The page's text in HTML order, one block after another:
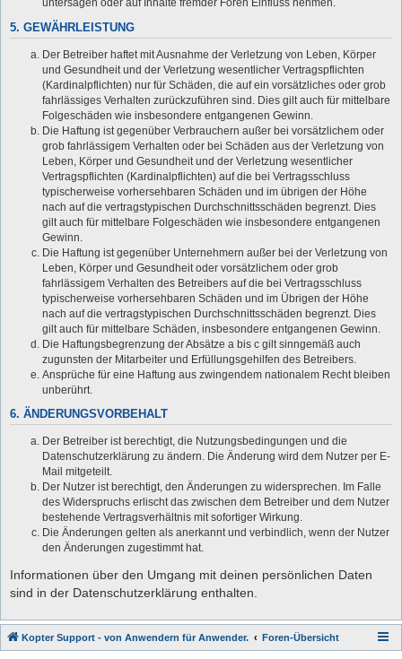
untersagen oder auf Inhalte fremder Foren Einfluss nehmen.
5. GEWÄHRLEISTUNG
Der Betreiber haftet mit Ausnahme der Verletzung von Leben, Körper
und Gesundheit und der Verletzung wesentlicher Vertragspflichten
(Kardinalpflichten) nur für Schäden, die auf ein vorsätzliches oder grob
fahrlässiges Verhalten zurückzuführen sind. Dies gilt auch für mittelbare
Folgeschäden wie insbesondere entgangenen Gewinn.
Die Haftung ist gegenüber Verbrauchern außer bei vorsätzlichem oder
grob fahrlässigem Verhalten oder bei Schäden aus der Verletzung von
Leben, Körper und Gesundheit und der Verletzung wesentlicher
Vertragspflichten (Kardinalpflichten) auf die bei Vertragsschluss
typischerweise vorhersehbaren Schäden und im übrigen der Höhe
nach auf die vertragstypischen Durchschnittsschäden begrenzt. Dies
gilt auch für mittelbare Folgeschäden wie insbesondere entgangenen
Gewinn.
Die Haftung ist gegenüber Unternehmern außer bei der Verletzung von
Leben, Körper und Gesundheit oder vorsätzlichem oder grob
fahrlässigem Verhalten des Betreibers auf die bei Vertragsschluss
typischerweise vorhersehbaren Schäden und im Übrigen der Höhe
nach auf die vertragstypischen Durchschnittsschäden begrenzt. Dies
gilt auch für mittelbare Schäden, insbesondere entgangenen Gewinn.
Die Haftungsbegrenzung der Absätze a bis c gilt sinngemäß auch
zugunsten der Mitarbeiter und Erfüllungsgehilfen des Betreibers.
Ansprüche für eine Haftung aus zwingendem nationalem Recht bleiben
unberührt.
6. ÄNDERUNGSVORBEHALT
Der Betreiber ist berechtigt, die Nutzungsbedingungen und die
Datenschutzerklärung zu ändern. Die Änderung wird dem Nutzer per E-
Mail mitgeteilt.
Der Nutzer ist berechtigt, den Änderungen zu widersprechen. Im Falle
des Widerspruchs erlischt das zwischen dem Betreiber und dem Nutzer
bestehende Vertragsverhältnis mit sofortiger Wirkung.
Die Änderungen gelten als anerkannt und verbindlich, wenn der Nutzer
den Änderungen zugestimmt hat.
Informationen über den Umgang mit deinen persönlichen Daten
sind in der Datenschutzerklärung enthalten.
Kopter Support - von Anwendern für Anwender. Foren-Übersicht